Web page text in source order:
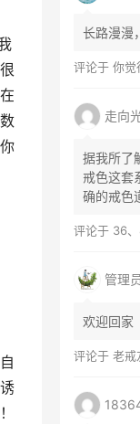
长路漫漫
评论于 你觉
走向
据我所了
戒色这套
确的戒色
评论于 36、
管理员
欢迎回家
评论于 老戒